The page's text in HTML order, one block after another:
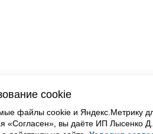
ПОНРАВИТЬСЯ
cookie
файлы cookie и Яндекс.Метрику
«Согласен», вы даёте ИП Лысенко